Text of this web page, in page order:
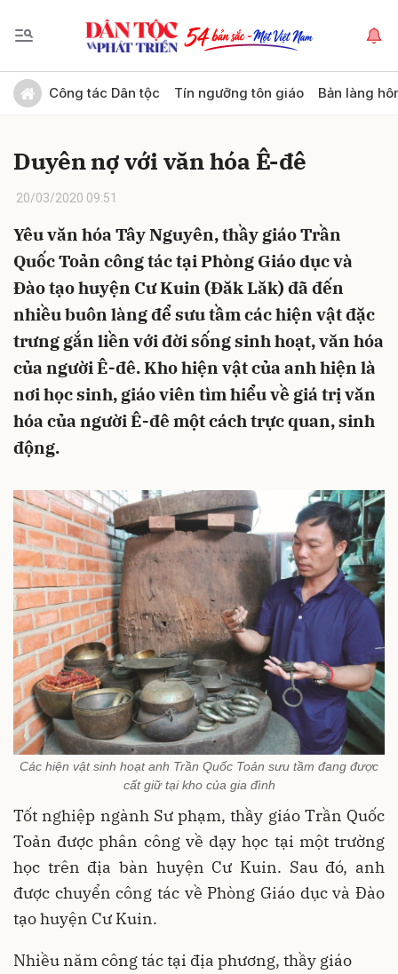
Công tác Dân tộc Tín ngưỡng tôn giáo Bản làng
Duyên nợ với văn hóa Ê-đê
20/03/2020 09:51
Yêu văn hóa Tây Nguyên, thầy giáo Trần
Quốc Toản công tác tại Phòng Giáo dục và
Đào tạo huyện Cư Kuin (Đăk Lăk) đã đến
nhiều buôn làng để sưu tầm các hiện vật đặc
trưng gắn liền với đời sống sinh hoạt, văn hóa
của người Ê-đê. Kho hiện vật của anh hiện là
nơi học sinh, giáo viên tìm hiểu về giá trị văn
hóa của người Ê-đê một cách trực quan, sinh
động.
Các hiện vật sinh hoạt anh Trần Quốc Toản sưu tầm đang được
cất giữ tại kho của gia đình
Tốt nghiệp ngành Sư phạm, thầy giáo Trần Quốc
Toản được phân công về dạy học tại một trường
học trên địa bàn huyện Cư Kuin. Sau đó, anh
được chuyển công tác về Phòng Giáo dục và Đào
tạo huyện Cư Kuin.
Nhiều năm công tác tại địa phương, thầy giáo
Gửi bình luận
Hủy Gửi